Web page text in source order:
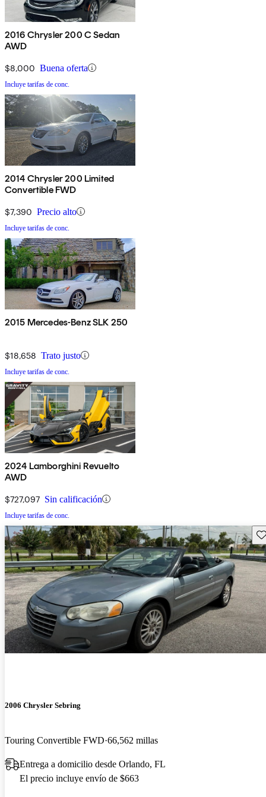
2016 Chrysler 200 C Sedan
AWD
$8,000 Buena oferta
Incluye tarifas de conc.
2014 Chrysler 200 Limited
Convertible FWD
$7,390 Precio alto
Incluye tarifas de conc.
2015 Mercedes-Benz SLK 250
$18,658 Trato justo
Incluye tarifas de conc.
2024 Lamborghini Revuelto
AWD
$727,097 Sin calificación
Incluye tarifas de conc.
2006 Chrysler Sebring
Touring Convertible FWD 66,562 millas
Entrega a domicilio desde Orlando, FL
El precio incluye envío de $663